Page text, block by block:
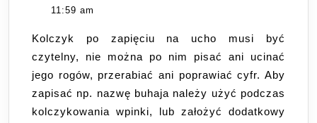
11:59 am
Kolczyk po zapięciu na ucho musi być
czytelny, nie można po nim pisać ani ucinać
jego rogów, przerabiać ani poprawiać cyfr. Aby
zapisać np. nazwę buhaja należy użyć podczas
kolczykowania wpinki, lub założyć dodatkowy